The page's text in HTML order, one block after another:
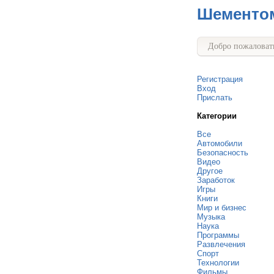
Добро
Регистрация
Вход
Прислать
Категории
Все
Автомобили
Безопасность
Видео
Другое
Заработок
Игры
Книги
Мир и бизнес
Музыка
Наука
Программы
Развлечения
Спорт
Технологии
Фильмы